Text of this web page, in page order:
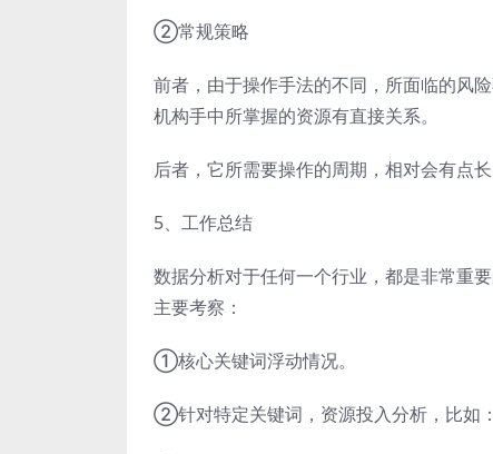
②常规策略
前者，由于操作手法的不同，所面临的风
机构手中所掌握的资源有直接关系。
后者，它所需要操作的周期，相对会有点
5、工作总结
数据分析对于任何一个行业，都是非常重
主要考察：
①核心关键词浮动情况。
②针对特定关键词，资源投入分析，比如：